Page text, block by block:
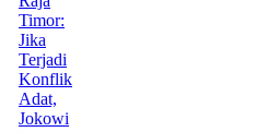
Timor:
Jika
Terjadi
Konflik
Adat,
Jokowi